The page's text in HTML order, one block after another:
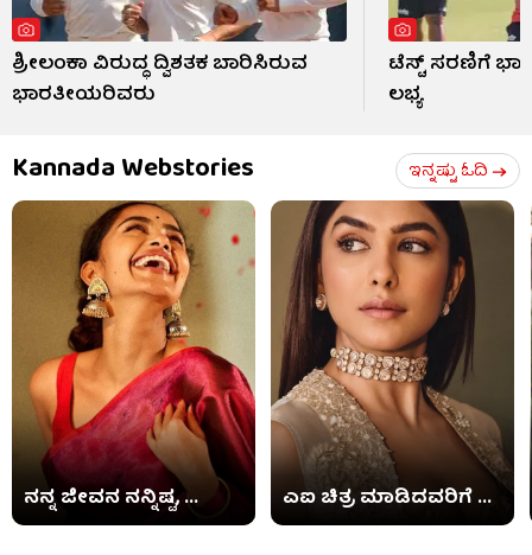
ಶ್ರೀಲಂಕಾ ವಿರುದ್ಧ ದ್ವಿಶತಕ ಬಾರಿಸಿರುವ
ಭಾರತೀಯರಿವರು
ಟೆಸ್ಟ್ ಸರಣಿಗೆ
ಲಭ್ಯ
Kannada Webstories ಇನ್ನಷ್ಟು ಓದಿ
ನನ್ನ ಜೀವನ ನನ್ನಿಷ್ಟ, ... ಎಐ ಚಿತ್ರ ಮಾಡಿದವರಿಗೆ ...